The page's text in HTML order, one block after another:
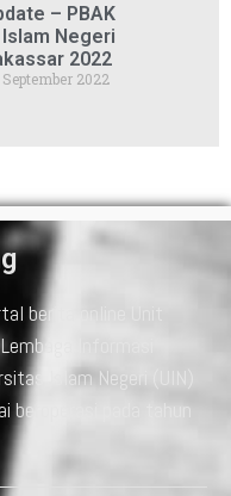
– PBAK
Negeri
2022
September 2022
berita online Unit
Informasi
Islam Negeri (UIN)
beroperasi pada tahun